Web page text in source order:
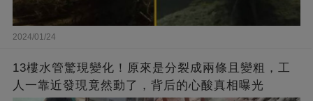
2024/01/24
13樓水管驚現變化！原來是分裂成兩條且變粗，工
人一靠近發現竟然動了，背后的心酸真相曝光